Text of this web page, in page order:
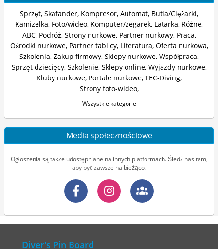
Sprzęt, Skafander, Kompresor, Automat, Butla/Ciężarki,
Kamizelka, Foto/wideo, Komputer/zegarek, Latarka, Różne,
ABC, Podróż, Strony nurkowe, Partner nurkowy, Praca,
Ośrodki nurkowe, Partner tablicy, Literatura, Oferta nurkowa,
Szkolenia, Zakup firmowy, Sklepy nurkowe, Współpraca,
Sprzęt dziecięcy, Szkolenie, Sklepy online, Wyjazdy nurkowe,
Kluby nurkowe, Portale nurkowe, TEC-Diving,
Strony foto-wideo,
Wszystkie kategorie
Media społecznościowe
Ogłoszenia są także udostępniane na innych platformach. Śledź nas tam,
aby być zawsze na bieżąco.
Diver's Pin Board